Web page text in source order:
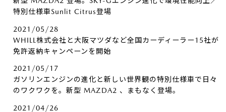
特別仕様車Sunlit Citrus登場
2021/05/28
WHILL株式会社と大阪マツダなど全国カーディーラー15社が
免許返納キャンペーンを開始
2021/05/17
ガソリンエンジンの進化と新しい世界観の特別仕様車で日々
のワクワクを。新型 MAZDA2 、まもなく登場。
2021/04/26